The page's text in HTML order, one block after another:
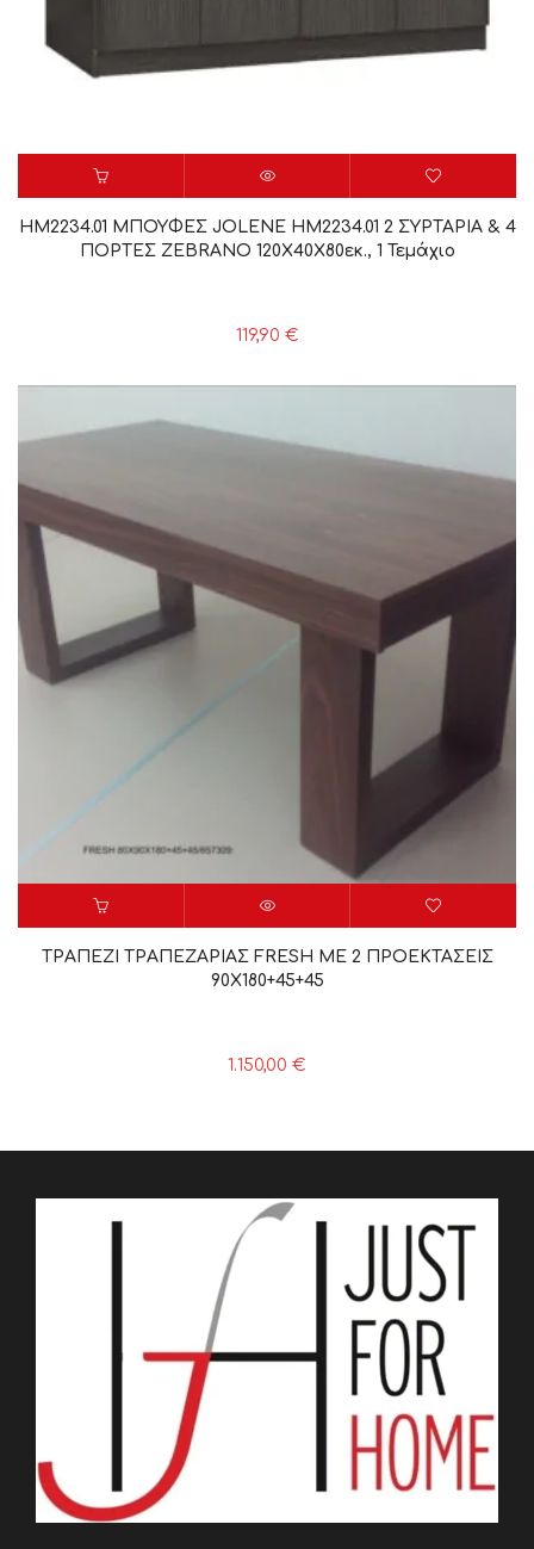
HM2234.01 ΜΠΟΥΦΕΣ JOLENE HM2234.01 2 ΣΥΡΤΑΡΙΑ & 4
ΠΟΡΤΕΣ ZEBRANO 120X40X80εκ., 1 Τεμάχιο
119,90 €
ΤΡΑΠΕΖΙ ΤΡΑΠΕΖΑΡΙΑΣ FRESH ME 2 ΠΡΟΕΚΤΑΣΕΙΣ
90X180+45+45
1.150,00 €